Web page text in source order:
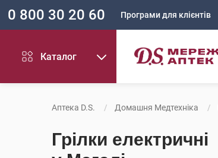
0 800 30 20 60 Програми для клієнтів
Каталог
Аптека D.S. Домашня Медтехніка
Грілки електричні